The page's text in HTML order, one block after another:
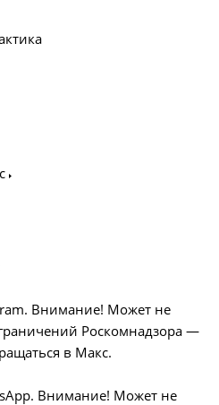
Внимание! Может не
Роскомнадзора —
в Макс.
Внимание! Может не